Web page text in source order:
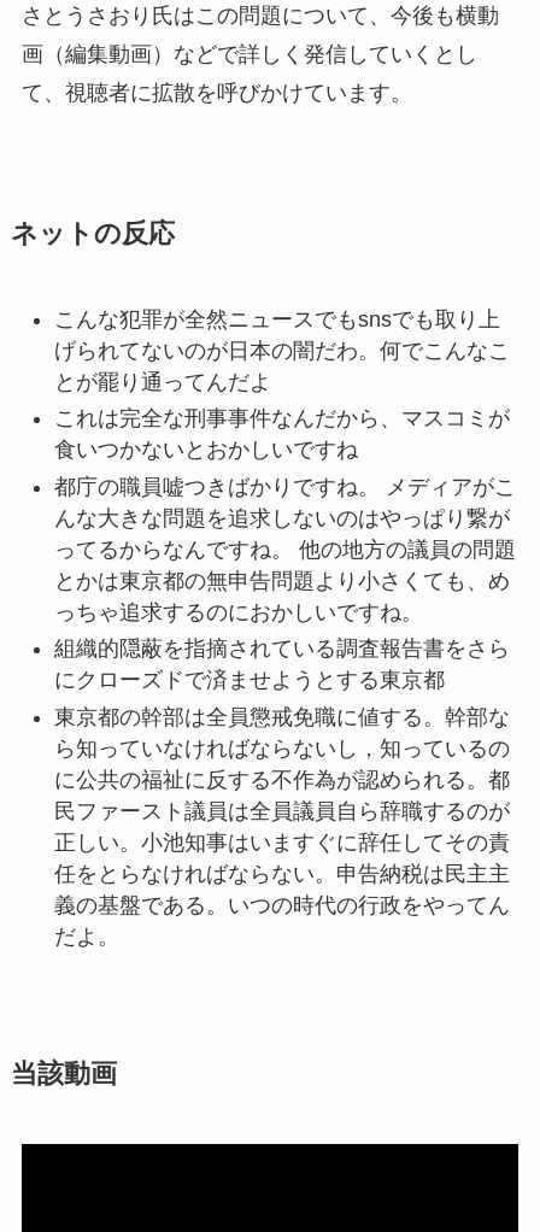
さとうさおり氏はこの問題について、今後も横動
画（編集動画）などで詳しく発信していくとし
て、視聴者に拡散を呼びかけています。
ネットの反応
こんな犯罪が全然ニュースでもsnsでも取り上
げられてないのが日本の闇だわ。何でこんなこ
とが罷り通ってんだよ
これは完全な刑事事件なんだから、マスコミが
食いつかないとおかしいですね
都庁の職員嘘つきばかりですね。 メディアがこ
んな大きな問題を追求しないのはやっぱり繋が
ってるからなんですね。 他の地方の議員の問題
とかは東京都の無申告問題より小さくても、め
っちゃ追求するのにおかしいですね。
組織的隠蔽を指摘されている調査報告書をさら
にクローズドで済ませようとする東京都
東京都の幹部は全員懲戒免職に値する。幹部な
ら知っていなければならないし，知っているの
に公共の福祉に反する不作為が認められる。都
民ファースト議員は全員議員自ら辞職するのが
正しい。小池知事はいますぐに辞任してその責
任をとらなければならない。申告納税は民主主
義の基盤である。いつの時代の行政をやってん
だよ。
当該動画